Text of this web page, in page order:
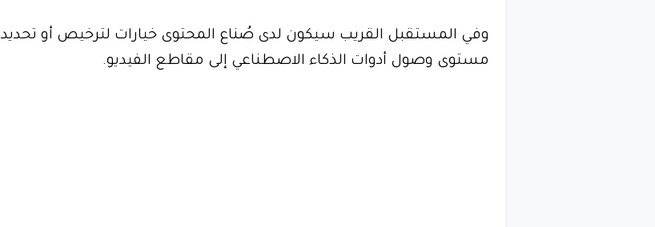
وفي المستقبل القريب سيكون لدى صُناع المحتوى خيارات لترخيص أو تحديد
مستوى وصول أدوات الذكاء الاصطناعي إلى مقاطع الفيديو.